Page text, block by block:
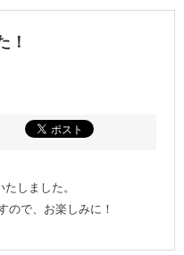
！
しました。
ので、お楽しみに！